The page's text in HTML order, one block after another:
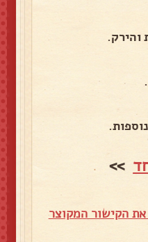
והירק.
>>
הקישור המקוצר